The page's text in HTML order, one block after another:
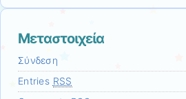
Μεταστοιχεία
Σύνδεση
Entries RSS